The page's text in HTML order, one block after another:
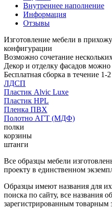
Внутреннее наполнение
Информация
Отзывы
Изготовление мебели в
конфигурации
Возможно сочетание
Декор и отделку фасадов
Бесплатная сборка в течение 1-
ЛДСП
Пластик Alvic Luxe
Пластик HPL
Пленка ПВХ
Полотно АГТ (МДФ)
полки
корзины
штанги
Все образцы мебели
проекту в единственном
Образцы имеют названия для
поиска по сайту, все названия
зарегистрированным товарным